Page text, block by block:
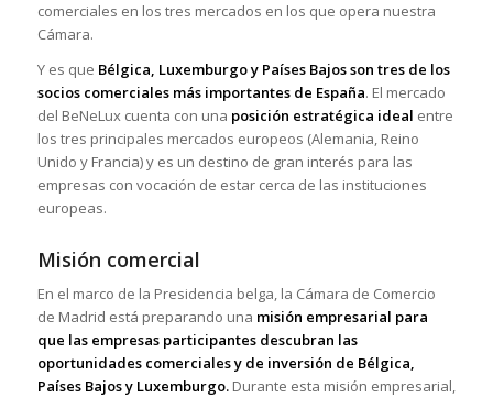
comerciales en los tres mercados en los que opera nuestra
Cámara.
Y es que Bélgica, Luxemburgo y Países Bajos son tres de los
socios comerciales más importantes de España. El mercado
del BeNeLux cuenta con una posición estratégica ideal entre
los tres principales mercados europeos (Alemania, Reino
Unido y Francia) y es un destino de gran interés para las
empresas con vocación de estar cerca de las instituciones
europeas.
Misión comercial
En el marco de la Presidencia belga, la Cámara de Comercio
de Madrid está preparando una misión empresarial para
que las empresas participantes descubran las
oportunidades comerciales y de inversión de Bélgica,
Países Bajos y Luxemburgo.Durante esta misión empresarial,